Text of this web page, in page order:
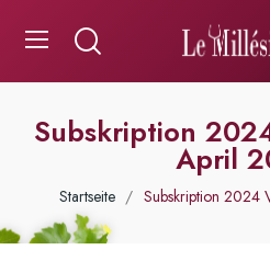
Subskription
April
Startseite Subskription 2024